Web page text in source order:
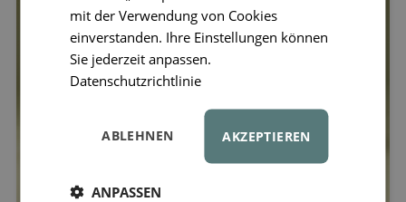
mit der Verwendung von Cookies
einverstanden. Ihre Einstellungen können
Sie jederzeit anpassen.
Datenschutzrichtlinie
AKZEPTIEREN
ABLEHNEN
ANPASSEN